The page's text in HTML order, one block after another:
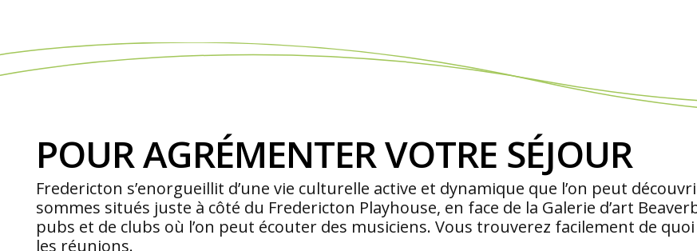
POUR AGRÉMENTER VOTRE SÉJOUR
Fredericton s’enorgueillit d’une vie culturelle active et dynamique que l’on peut
sommes situés juste à côté du Fredericton Playhouse, en face de la Galerie d’art
pubs et de clubs où l’on peut écouter des musiciens. Vous trouverez facilement de
les réunions.